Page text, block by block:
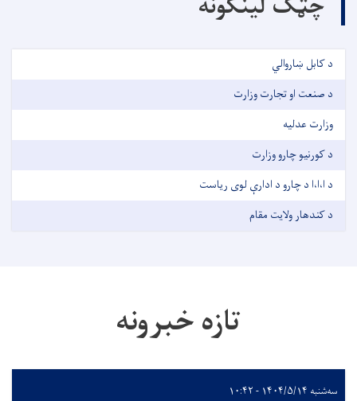
د کابل ښاروالي
د صنعت او تجارت وزارت
وزارت عدليه
د کورنيو چارو وزارت
د ا،ا،ا د چارو د ادارې لوی رياست
د کندهار ولایت مقام
تازه خبرونه
سه‌شنبه ۱۴۰۴/۵/۱۴ - ۱۰:۴۲